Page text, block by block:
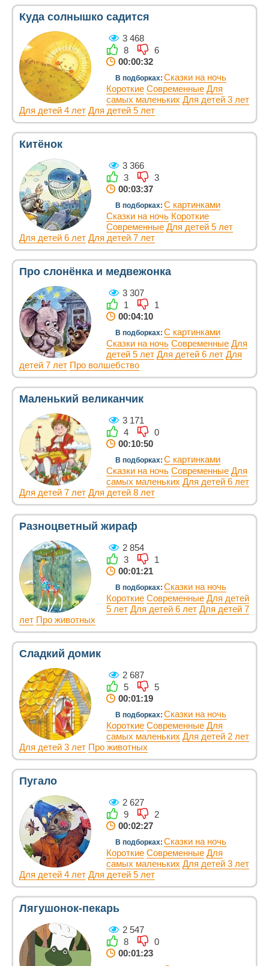
Куда солнышко садится
3 468
8
6
00:00:32
В подборках: Сказки на ночь
Короткие Современные Для
самых маленьких Для детей 3 лет
Для детей 4 лет Для детей 5 лет
Китёнок
3 366
3
3
00:03:37
В подборках: С картинками
Сказки на ночь Короткие
Современные Для детей 5 лет
Для детей 6 лет Для детей 7 лет
Про слонёнка и медвежонка
3 307
1
1
00:04:10
В подборках: С картинками
Сказки на ночь Современные Для
детей 5 лет Для детей 6 лет Для
детей 7 лет Про волшебство
Маленький великанчик
3 171
4
0
00:10:50
В подборках: С картинками
Сказки на ночь Современные Для
самых маленьких Для детей 6 лет
Для детей 7 лет Для детей 8 лет
Разноцветный жираф
2 854
3
1
00:01:21
В подборках: Сказки на ночь
Короткие Современные Для детей
5 лет Для детей 6 лет Для детей 7
лет Про животных
Сладкий домик
2 687
5
5
00:01:19
В подборках: Сказки на ночь
Короткие Современные Для
самых маленьких Для детей 2 лет
Для детей 3 лет Про животных
Пугало
2 627
9
2
00:02:27
В подборках: Сказки на ночь
Короткие Современные Для
самых маленьких Для детей 3 лет
Для детей 4 лет Для детей 5 лет
Лягушонок-пекарь
2 547
8
0
00:01:23